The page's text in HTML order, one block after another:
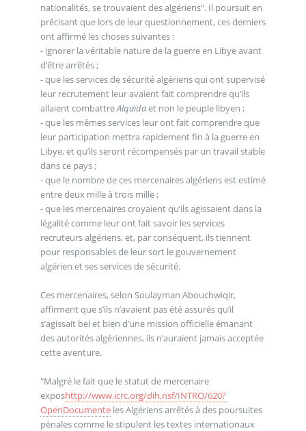
nationalités, se trouvaient des algériens". Il poursuit en
précisant que lors de leur questionnement, ces derniers
ont affirmé les choses suivantes :
- ignorer la véritable nature de la guerre en Libye avant
d’être arrêtés ;
- que les services de sécurité algériens qui ont supervisé
leur recrutement leur avaient fait comprendre qu’ils
allaient combattreAlqaïdaet non le peuple libyen ;
- que les mêmes services leur ont fait comprendre que
leur participation mettra rapidement fin à la guerre en
Libye, et qu’ils seront récompensés par un travail stable
dans ce pays ;
- que le nombre de ces mercenaires algériens est estimé
entre deux mille à trois mille ;
- que les mercenaires croyaient qu’ils agissaient dans la
légalité comme leur ont fait savoir les services
recruteurs algériens, et, par conséquent, ils tiennent
pour responsables de leur sort le gouvernement
algérien et ses services de sécurité.
Ces mercenaires, selon Soulayman Abouchwiqir,
affirment que s’ils n’avaient pas été assurés qu’il
s’agissait bel et bien d’une mission officielle émanant
des autorités algériennes, ils n’auraient jamais acceptée
cette aventure.
"Malgré le fait que le statut de mercenaire
exposhttp://www.icrc.org/dih.nsf/INTRO/620?
OpenDocumenteles Algériens arrêtés à des poursuites
pénales comme le stipulent les textes internationaux